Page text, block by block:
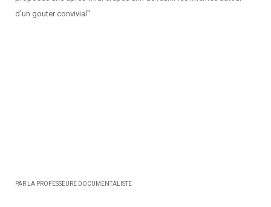
d'un gouter convivial"
PAR LA PROFESSEURE DOCUMENTALISTE